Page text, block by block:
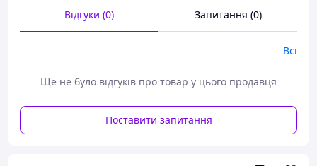
Розмір:
куточок для зручності
красива вишивка
добре вбирає вологу
підходить для хрещення
Відгуки (0) Запитання (0)
Всі
Ще не було відгуків про товар у цього продавця
Поставити запитання